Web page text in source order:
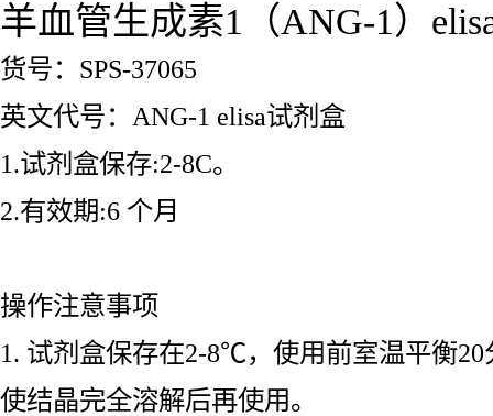
羊血管生成素1（ANG-1）
货号：SPS-37065
英文代号：ANG-1 elisa试剂盒
1.试剂盒保存:2-8C。
2.有效期:6 个月
操作注意事项
1. 试剂盒保存在2-8℃，使用前室温平衡
使结晶完全溶解后再使用。